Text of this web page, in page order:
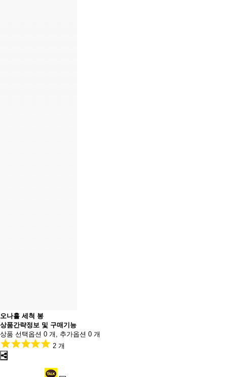
오나홀 세척 봉
상품간략정보 및 구매기능
상품 선택옵션 0 개, 추가옵션 0 개
2 개